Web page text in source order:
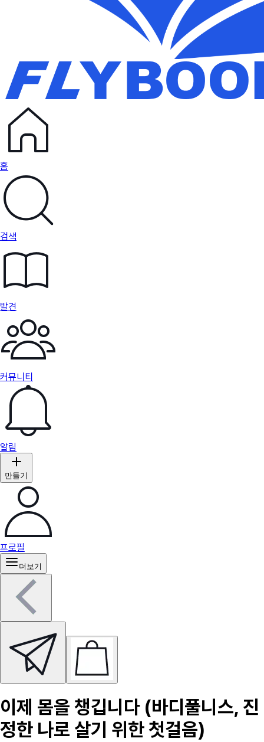
홈
검색
발견
커뮤니티
알림
만들기
프로필
더보기
이제 몸을 챙깁니다 (바디풀니스, 진
정한 나로 살기 위한 첫걸음)